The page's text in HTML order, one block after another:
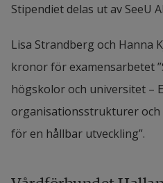
Stipendiet delas ut av SeeU
Lisa Strandberg och Hanna
kronor för examensarbetet
högskolor och universitet –
organisationsstrukturer
för en hållbar utveckling”.